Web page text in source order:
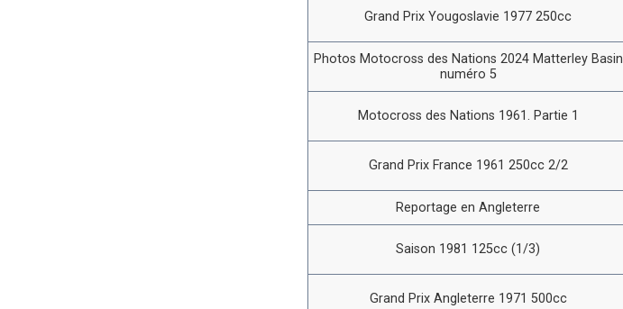
Grand Prix Yougoslavie 1977 250cc
Photos Motocross des Nations 2024 Matterley Basin
numéro 5
Motocross des Nations 1961. Partie 1
Grand Prix France 1961 250cc 2/2
Reportage en Angleterre
Saison 1981 125cc (1/3)
Grand Prix Angleterre 1971 500cc